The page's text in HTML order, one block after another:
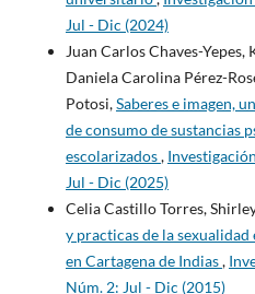
Jul - Dic (2024)
Juan Carlos Chaves-
Daniela Carolina Pérez-
Potosi,Saberes e imagen,
de consumo de sustancias
escolarizados,
Jul - Dic (2025)
Celia Castillo Torres,
y practicas de la sexualidad
en Cartagena de Indias,
Núm. 2: Jul - Dic (2015)